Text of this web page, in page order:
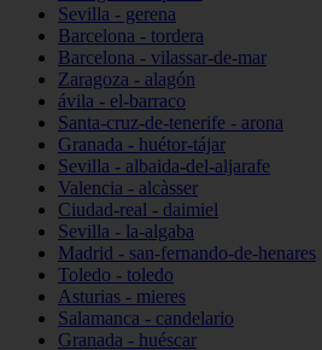
Sevilla - gerena
Barcelona - tordera
Barcelona - vilassar-de-mar
Zaragoza - alagón
ávila - el-barraco
Santa-cruz-de-tenerife - arona
Granada - huétor-tájar
Sevilla - albaida-del-aljarafe
Valencia - alcàsser
Ciudad-real - daimiel
Sevilla - la-algaba
Madrid - san-fernando-de-henares
Toledo - toledo
Asturias - mieres
Salamanca - candelario
Granada - huéscar